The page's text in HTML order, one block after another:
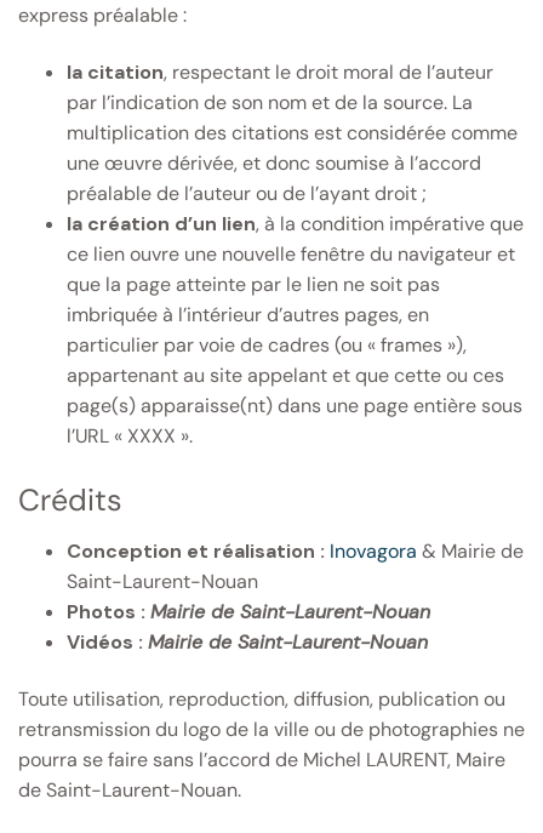
express préalable :
la citation, respectant le droit moral de l’auteur
par l’indication de son nom et de la source. La
multiplication des citations est considérée comme
une œuvre dérivée, et donc soumise à l’accord
préalable de l’auteur ou de l’ayant droit ;
la création d’un lien, à la condition impérative que
ce lien ouvre une nouvelle fenêtre du navigateur et
que la page atteinte par le lien ne soit pas
imbriquée à l’intérieur d’autres pages, en
particulier par voie de cadres (ou « frames »),
appartenant au site appelant et que cette ou ces
page(s) apparaisse(nt) dans une page entière sous
l’URL « XXXX ».
Crédits
Conception et réalisation : Inovagora & Mairie de
Saint-Laurent-Nouan
Photos : Mairie de Saint-Laurent-Nouan
Vidéos : Mairie de Saint-Laurent-Nouan
Toute utilisation, reproduction, diffusion, publication ou
retransmission du logo de la ville ou de photographies ne
pourra se faire sans l’accord de Michel LAURENT, Maire
de Saint-Laurent-Nouan.